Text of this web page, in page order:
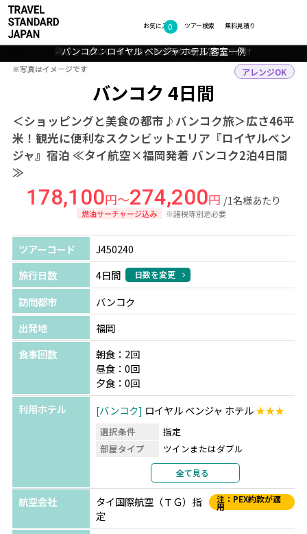
お気に入り
0 無料見積り
ツアー検索
アジア タイ バンコク ツアー詳細
バンコク 4日間
＜ショッピングと美食の都市♪バンコク旅＞広さ46平
米！観光に便利なスクンビットエリア『ロイヤルベン
ジャ』宿泊 ≪タイ航空×福岡発着 バンコク2泊4日間
≫
アレンジOK
178,100円～274,200円 /1名様あたり
燃油サーチャージ込み ※諸税等別途必要
バンコク：ワット・アルンの仏像
鶏ひき肉のバジル炒めご飯 日本でも人気のガパオ
バンコク：ワットプラケオ(王宮)
バンコク：ロイヤル ベンジャ ホテル 客室一例
バンコク：ロイヤル ベンジャ ホテル ロビー
フォトギャラリー
※写真はイメージです
※写真はイメージです
ツアーコード
J450240
旅行日数
4日間 日数を変更
訪問都市
バンコク
出発地
福岡
食事回数
朝食：2回
昼食：0回
夕食：0回
利用ホテル
バンコク ロイヤル ベンジャ ホテル★★★
選択条件
指定
部屋タイプ
ツインまたはダブル
2名1室利用
部屋カテゴリ
デラックス
全て見る
航空会社
タイ国際航空（ＴＧ）指
定
注：PEX約款が適
用